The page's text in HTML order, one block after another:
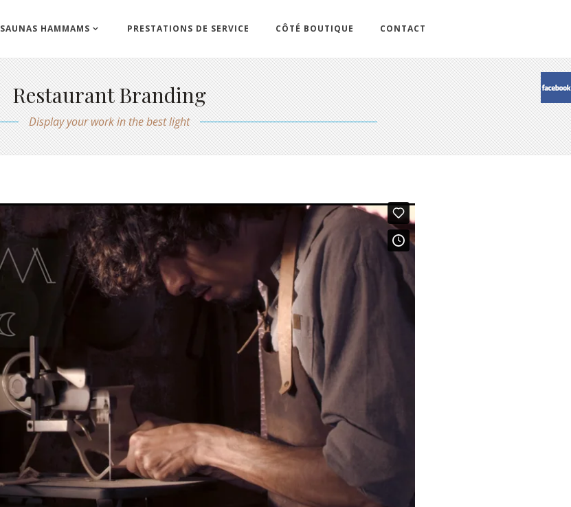
SAUNAS HAMMAMS PRESTATIONS DE SERVICE CÔTÉ BOUTIQUE CONTACT
Restaurant Branding
Display your work in the best light